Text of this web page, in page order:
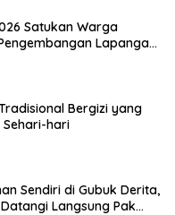
Satukan Warga
Lapangan
Bergizi yang
Sehari-hari
Sendiri di Gubuk Derita,
Langsung Pak